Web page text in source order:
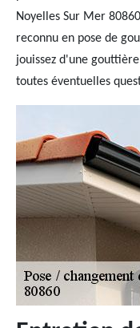
Noyelles Sur Mer
reconnu en pose de
jouissez d'une
toutes éventuelles